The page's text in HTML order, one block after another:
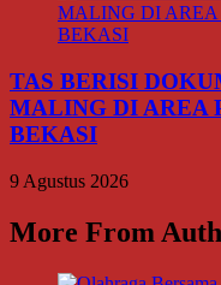
TAS BERISI
MALING DI AREA
BEKASI
9 Agustus 2026
More From